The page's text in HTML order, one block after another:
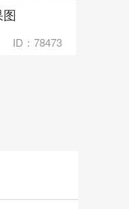
花多少钱？
ID：78473